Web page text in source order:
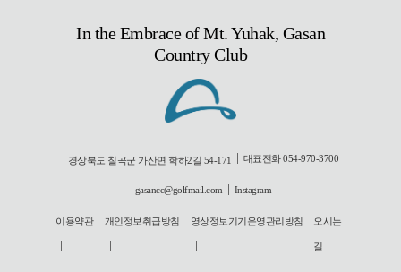
In the Embrace of Mt. Yuhak, Gasan
Country Club
경상북도 칠곡군 가산면 학하2길 54-171 대표전화 054-970-3700
gasancc@golfmail.com Instagram
이용약관 개인정보취급방침 영상정보기기운영관리방침 오시는
길